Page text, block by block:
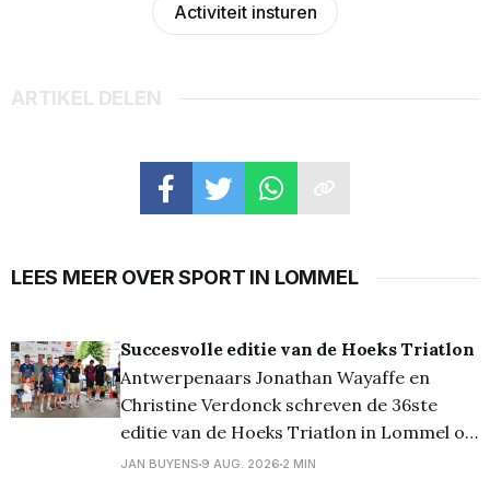
Activiteit insturen
ARTIKEL DELEN
LEES MEER OVER SPORT IN LOMMEL
Succesvolle editie van de Hoeks Triatlon
Antwerpenaars Jonathan Wayaffe en
Christine Verdonck schreven de 36ste
editie van de Hoeks Triatlon in Lommel op
hun naam. De eerste Lommelaar werd
JAN BUYENS 9 AUG. 2026 2 MIN